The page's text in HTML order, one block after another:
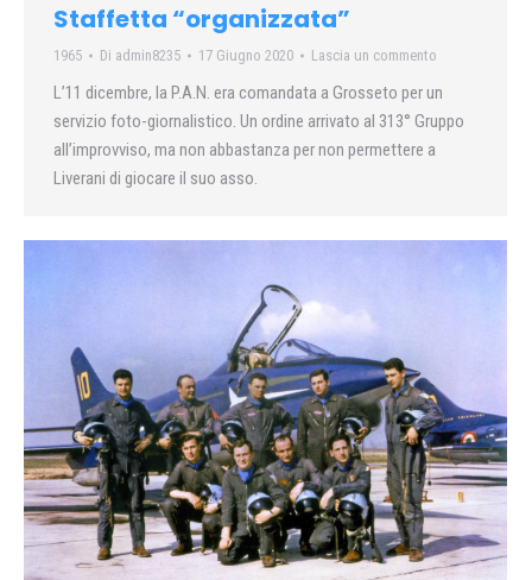
Staffetta “organizzata”
1965 Di admin8235 17 Giugno 2020 Lascia un commento
L’11 dicembre, la P.A.N. era comandata a Grosseto per un
servizio foto-giornalistico. Un ordine arrivato al 313° Gruppo
all’improvviso, ma non abbastanza per non permettere a
Liverani di giocare il suo asso.